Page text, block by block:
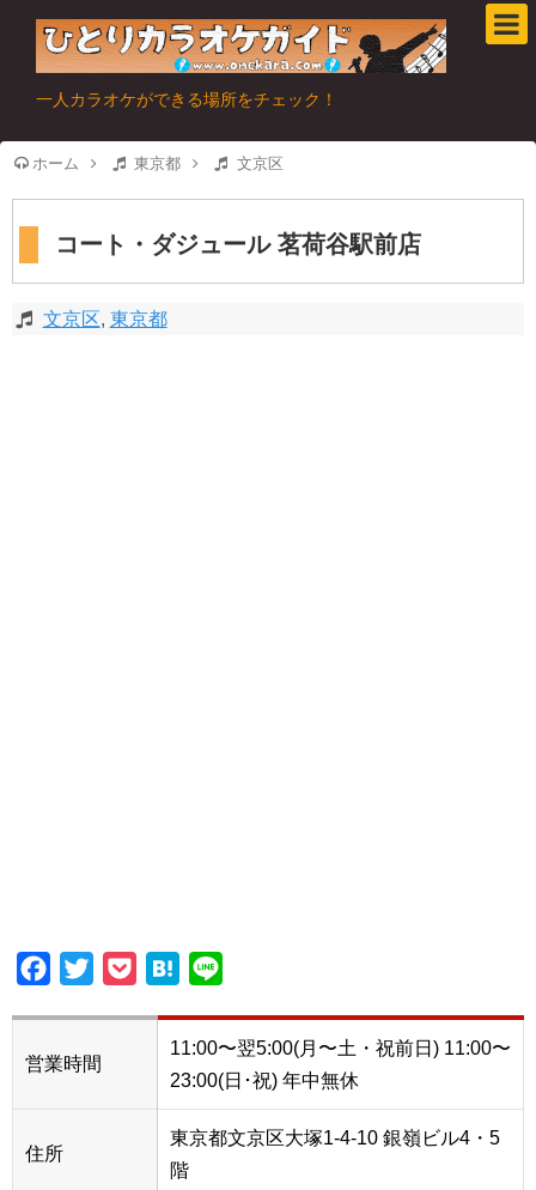
一人カラオケができる場所をチェック！
ホーム 東京都 文京区
コート・ダジュール 茗荷谷駅前店
文京区, 東京都
Facebook
Twitter PocketHatena
営業時間
11:00〜翌5:00(月〜土・祝前日) 11:00〜
23:00(日･祝) 年中無休
住所
東京都文京区大塚1-4-10 銀嶺ビル4・5
階